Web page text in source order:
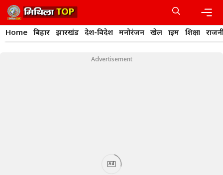
Skip
to
content
Home बिहार झारखंड देश-विदेश मनोरंजन खेल क्राइम शिक्षा
Advertisement
Ad